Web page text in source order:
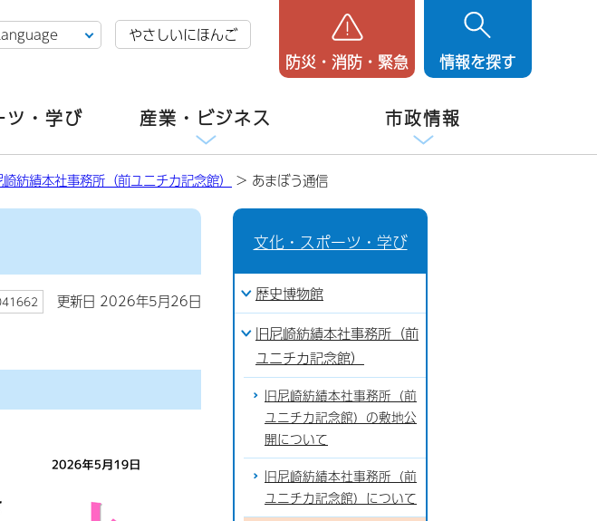
やさしいにほんご
防災・消防・緊急 情報を探す
ツ・学び 産業・ビジネス 市政情報
紡績本社事務所（前ユニチカ記念館） > あまぼう通信
更新日 2026年5月26日
文化・スポーツ・学び
歴史博物館
旧尼崎紡績本社事務所（前
ユニチカ記念館）
旧尼崎紡績本社事務所（前
ユニチカ記念館）の敷地公
開について
旧尼崎紡績本社事務所（前
ユニチカ記念館）について